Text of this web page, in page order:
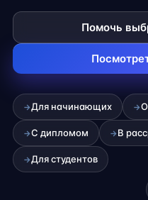
Помочь
→Для начинающих →
→С дипломом →В
→Для студентов